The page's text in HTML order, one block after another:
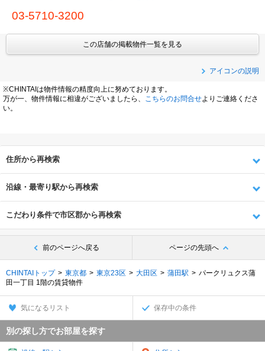
03-5710-3200
この店舗の掲載物件一覧を見る
アイコンの説明
※CHINTAIは物件情報の精度向上に努めております。
万が一、物件情報に相違がございましたら、 こちらのお問合せよりご連絡くださ
い。
住所から再検索
沿線・最寄り駅から再検索
こだわり条件で市区郡から再検索
前のページへ戻る ページの先頭へ
CHINTAIトップ 東京都 東京23区 大田区 蒲田駅
パークリュクス蒲
田一丁目 1階の賃貸物件
気になるリスト 保存中の条件
別の探し方でお部屋を探す